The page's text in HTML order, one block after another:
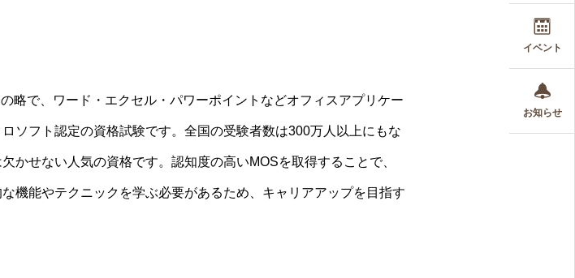
イベント
お知らせ
略で、ワード・エクセル・パワーポイントなどオフィスアプリケー
ソフト認定の資格試験です。全国の受験者数は300万人以上にもな
かせない人気の資格です。認知度の高いMOSを取得することで、
機能やテクニックを学ぶ必要があるため、キャリアアップを目指す